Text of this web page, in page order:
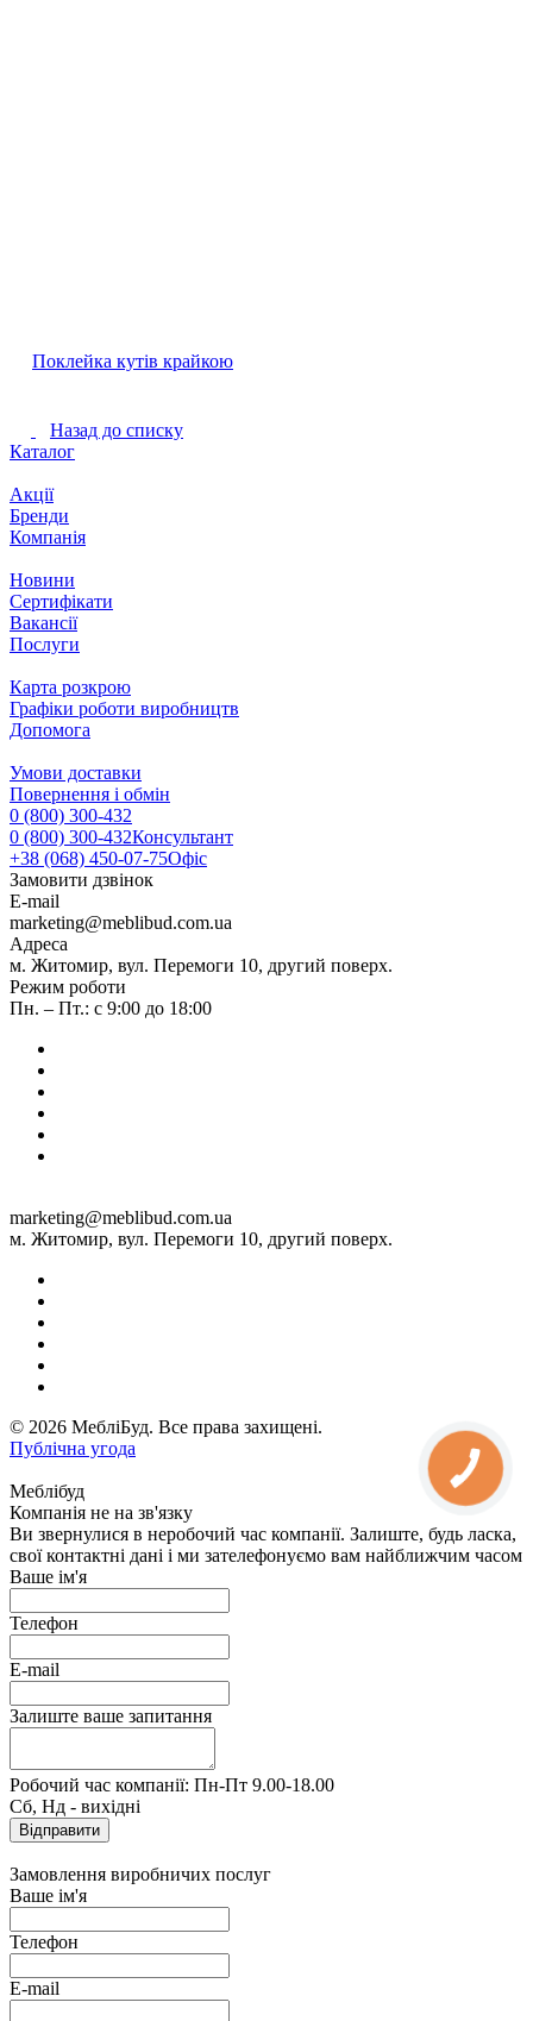
Поклейка кутів крайкою
Назад до списку
Каталог
Акції
Бренди
Компанія
Новини
Сертифікати
Вакансії
Послуги
Карта розкрою
Графіки роботи виробництв
Допомога
Умови доставки
Повернення і обмін
0 (800) 300-432
0 (800) 300-432Консультант
+38 (068) 450-07-75Офіс
Замовити дзвінок
E-mail
marketing@meblibud.com.ua
Адреса
м. Житомир, вул. Перемоги 10, другий поверх.
Режим роботи
Пн. – Пт.: с 9:00 до 18:00
marketing@meblibud.com.ua
м. Житомир, вул. Перемоги 10, другий поверх.
© 2026 МебліБуд. Все права захищені.
Публічна угода
Меблібуд
Компанія не на зв'язку
Ви звернулися в неробочий час компанії. Залиште, будь ласка,
свої контактні дані і ми зателефонуємо вам найближчим часом
Ваше ім'я
Телефон
E-mail
Залиште ваше запитання
Робочий час компанії: Пн-Пт 9.00-18.00
Сб, Нд - вихідні
Замовлення виробничих послуг
Ваше ім'я
Телефон
E-mail